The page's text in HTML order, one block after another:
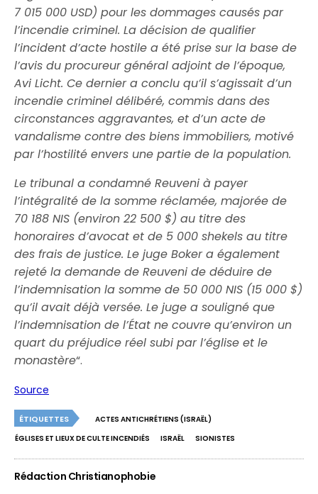
7 015 000 USD) pour les dommages causés par
l’incendie criminel. La décision de qualifier
l’incident d’acte hostile a été prise sur la base de
l’avis du procureur général adjoint de l’époque,
Avi Licht. Ce dernier a conclu qu’il s’agissait d’un
incendie criminel délibéré, commis dans des
circonstances aggravantes, et d’un acte de
vandalisme contre des biens immobiliers, motivé
par l’hostilité envers une partie de la population.
Le tribunal a condamné Reuveni à payer
l’intégralité de la somme réclamée, majorée de
70 188 NIS (environ 22 500 $) au titre des
honoraires d’avocat et de 5 000 shekels au titre
des frais de justice. Le juge Boker a également
rejeté la demande de Reuveni de déduire de
l’indemnisation la somme de 50 000 NIS (15 000 $)
qu’il avait déjà versée. Le juge a souligné que
l’indemnisation de l’État ne couvre qu’environ un
quart du préjudice réel subi par l’église et le
monastère“.
Source
ÉTIQUETTES
ACTES ANTICHRÉTIENS (ISRAËL)
ÉGLISES ET LIEUX DE CULTE INCENDIÉS
ISRAËL SIONISTES
Rédaction Christianophobie